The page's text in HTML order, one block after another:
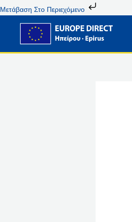
Μετάβαση Στο Περιεχόμενο
Στο
Περιεχόμενο